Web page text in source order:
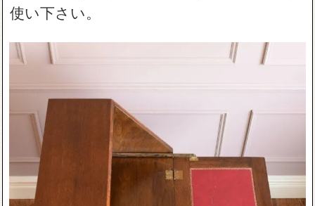
使い下さい。